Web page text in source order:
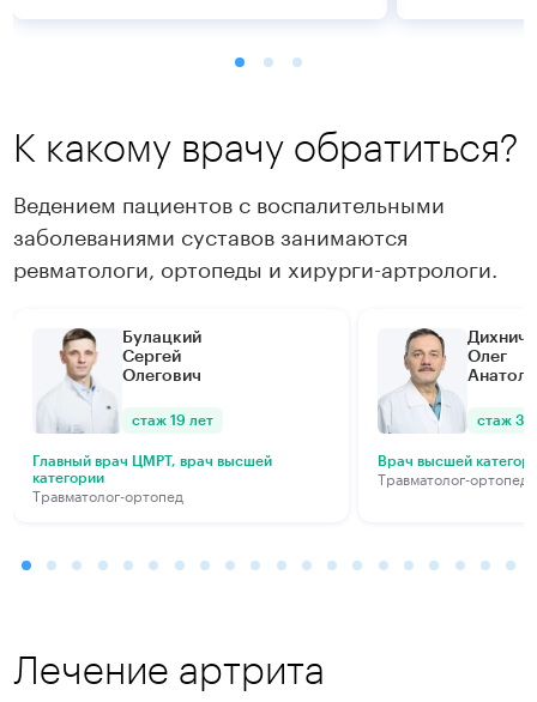
К какому врачу обратиться?
Ведением пациентов с воспалительными
заболеваниями суставов занимаются
ревматологи, ортопеды и хирурги-артрологи.
Булацкий
Сергей
Олегович
стаж 19 лет
Главный врач ЦМРТ, врач высшей
категории
Травматолог-ортопед
Дихнич
Олег
стаж 34
Врач высшей
Травматолог-ортопед
Лечение артрита